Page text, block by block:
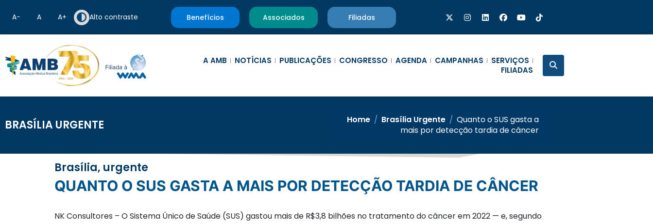
A− A A+ Alto contraste Benefícios Associados Filiadas
A AMB NOTÍCIAS PUBLICAÇÕES CONGRESSO AGENDA CAMPANHAS
SERVIÇOS
FILIADAS
BRASÍLIA URGENTE Home / Brasília Urgente / Quanto o SUS gasta a
mais por detecção tardia de câncer
Brasília, urgente
QUANTO O SUS GASTA A MAIS POR DETECÇÃO TARDIA DE CÂNCER
NK Consultores – O Sistema Único de Saúde (SUS) gastou mais de R$3,8 bilhões no tratamento do câncer em 2022 — e, segundo